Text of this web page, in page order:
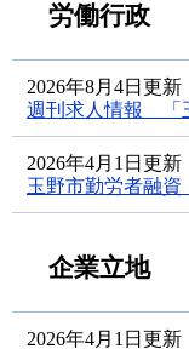
労働行政
2026年8月4日更新
週刊求人情報 「
2026年4月1日更新
玉野市勤労者融資
企業立地
2026年4月1日更新